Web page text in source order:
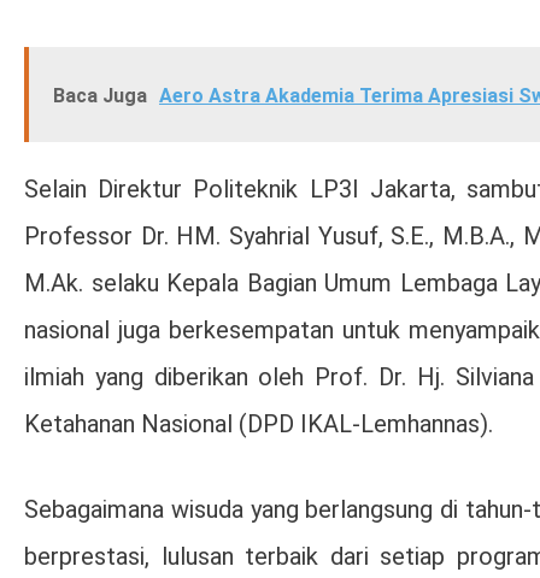
Baca Juga Aero Astra Akademia Terima Apresiasi
Selain Direktur Politeknik LP3I Jakarta,
Professor Dr. HM. Syahrial Yusuf, S.E., M.B.A.,
M.Ak. selaku Kepala Bagian Umum Lembaga
nasional juga berkesempatan untuk
ilmiah yang diberikan oleh Prof. Dr. Hj.
Ketahanan Nasional (DPD IKAL-Lemhannas).
Sebagaimana wisuda yang berlangsung di
berprestasi, lulusan terbaik dari setiap